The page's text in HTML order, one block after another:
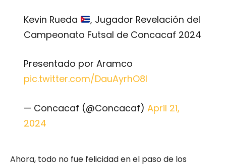
Kevin Rueda
, Jugador Revelación del
Campeonato Futsal de Concacaf 2024
Presentado por Aramco
pic.twitter.com/DauAyrhO8l
— Concacaf (@Concacaf) April 21,
2024
Ahora, todo no fue felicidad en el paso de los